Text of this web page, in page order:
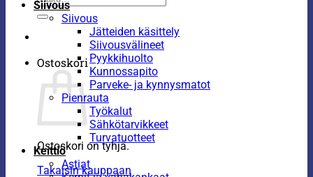
Ostoskori
Ostoskori on tyhjä.
Takaisin kauppaan
Siivous
Siivous
Jätteiden käsittely
Siivousvälineet
Pyykkihuolto
Kunnossapito
Parveke- ja kynnysmatot
Pienrauta
Työkalut
Sähkötarvikkeet
Turvatuotteet
Keittiö
Astiat